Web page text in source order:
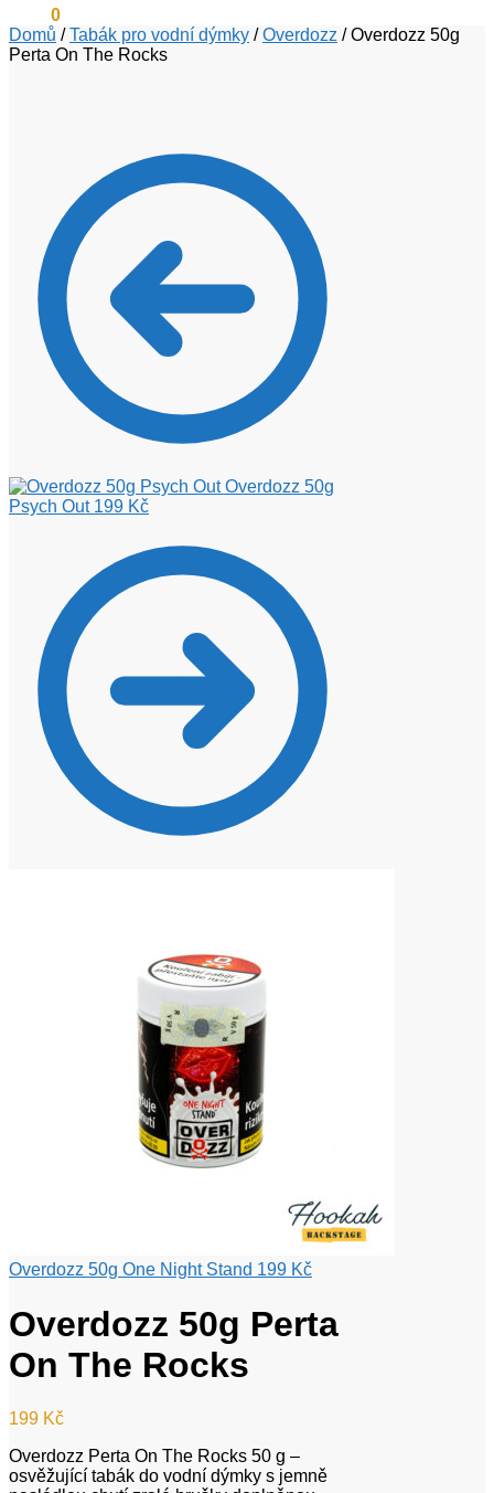
0
Domů /Tabák pro vodní dýmky /Overdozz /Overdozz 50g
Perta On The Rocks
Overdozz 50g
Psych Out 199 Kč
Overdozz 50g One Night Stand 199 Kč
Overdozz 50g Perta
On The Rocks
199 Kč
Overdozz Perta On The Rocks 50 g –
osvěžující tabák do vodní dýmky s jemně